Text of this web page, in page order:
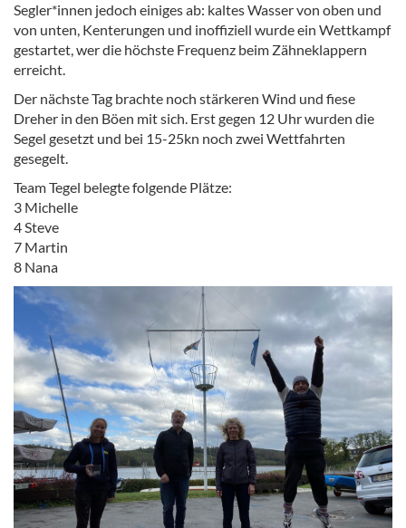
Segler*innen jedoch einiges ab: kaltes Wasser von oben und
von unten, Kenterungen und inoffiziell wurde ein Wettkampf
gestartet, wer die höchste Frequenz beim Zähneklappern
erreicht.
Der nächste Tag brachte noch stärkeren Wind und fiese
Dreher in den Böen mit sich. Erst gegen 12 Uhr wurden die
Segel gesetzt und bei 15-25kn noch zwei Wettfahrten
gesegelt.
Team Tegel belegte folgende Plätze:
3 Michelle
4 Steve
7 Martin
8 Nana